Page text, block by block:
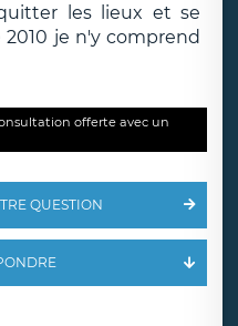
les lieux et se
je n'y comprend
offerte avec un
QUESTION